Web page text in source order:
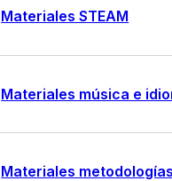
Materiales STEAM
Materiales música e
Materiales